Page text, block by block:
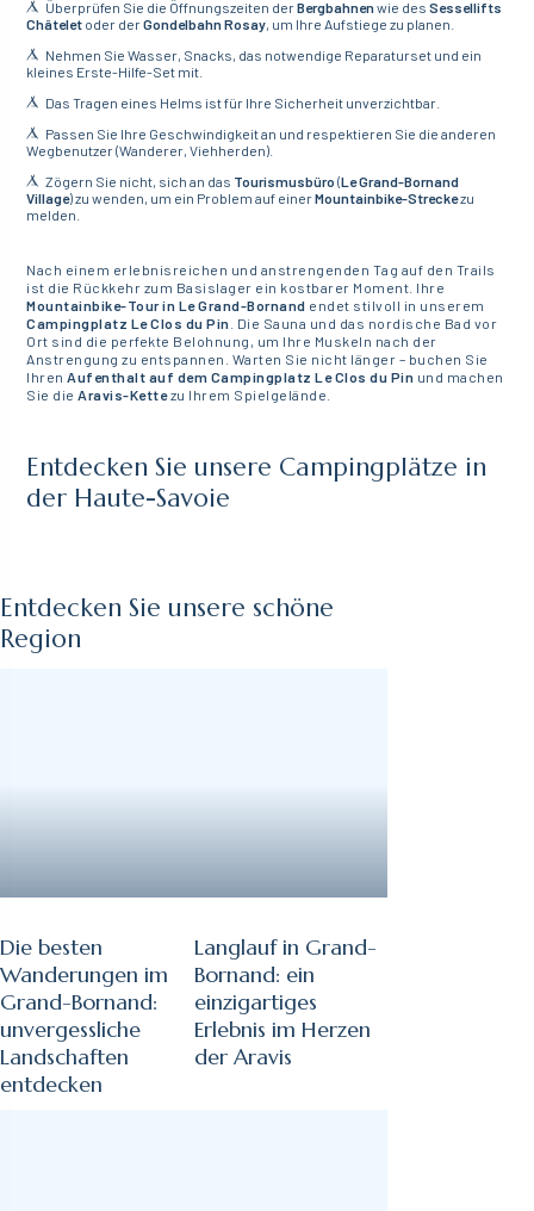
Überprüfen Sie die Öffnungszeiten derBergbahnenwie des Sessellifts
Châtelet oder derGondelbahn Rosay , um Ihre Aufstiege zu planen.
Nehmen Sie Wasser, Snacks, das notwendige Reparaturset und ein
kleines Erste-Hilfe-Set mit.
Das Tragen eines Helms ist für Ihre Sicherheit unverzichtbar.
Passen Sie Ihre Geschwindigkeit an und respektieren Sie die anderen
Wegbenutzer (Wanderer, Viehherden).
Zögern Sie nicht, sich an das Tourismusbüro (Le Grand-Bornand
Village) zu wenden, um ein Problem auf einerMountainbike-Streckezu
melden.
Nach einem erlebnisreichen und anstrengenden Tag auf den Trails
ist die Rückkehr zum Basislager ein kostbarer Moment. Ihre
Mountainbike-Tour in Le Grand-Bornand endet stilvoll in unserem
Campingplatz Le Clos du Pin . Die Sauna und das nordische Bad vor
Ort sind die perfekte Belohnung, um Ihre Muskeln nach der
Anstrengung zu entspannen. Warten Sie nicht länger – buchen Sie
Ihren Aufenthalt auf dem Campingplatz Le Clos du Pin und machen
Sie die Aravis-Kettezu Ihrem Spielgelände.
Entdecken Sie unsere Campingplätze in
der Haute-Savoie
Entdecken Sie unsere schöne
Region
Die besten
Wanderungen im
Grand-Bornand:
unvergessliche
Landschaften
entdecken
Langlauf in Grand-
Bornand: ein
einzigartiges
Erlebnis im Herzen
der Aravis